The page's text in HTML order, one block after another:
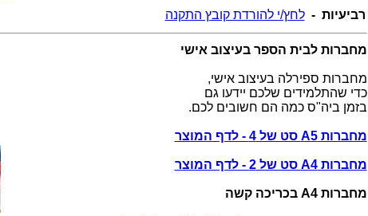
רביעיות - לחץ/י להורדת קובץ התקנה
מחברות לבית הספר בעיצוב אישי
מחברות ספירלה בעיצוב אישי,
כדי שהתלמידים שלכם יידעו גם
בזמן ביה"ס כמה הם חשובים לכם.
מחברות A5 סט של 4 - לדף המוצר
מחברות A4 סט של 2 - לדף המוצר
מחברות A4 בכריכה קשה